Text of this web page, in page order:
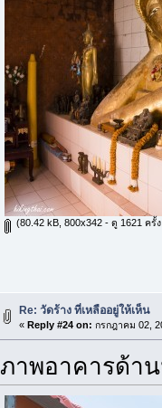
(80.42 kB, 800x342 - ดู 1621 ครั้
Re: วัดร้าง ที่เหลืออยู่ให้เห็น
« Reply #24 on: กรกฎาคม 02,
ภาพอาคารด้า